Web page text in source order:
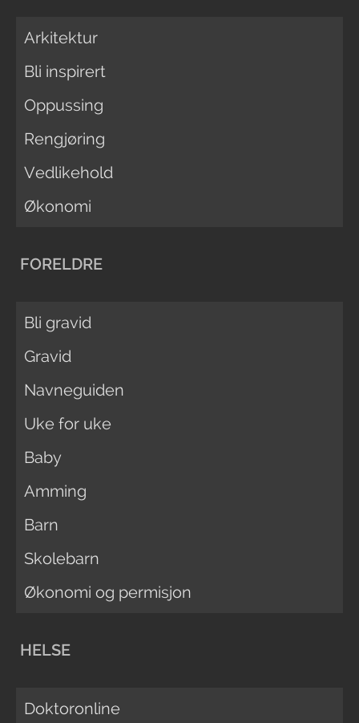
Arkitektur
Bli inspirert
Oppussing
Rengjøring
Vedlikehold
Økonomi
FORELDRE
Bli gravid
Gravid
Navneguiden
Uke for uke
Baby
Amming
Barn
Skolebarn
Økonomi og permisjon
HELSE
Doktoronline